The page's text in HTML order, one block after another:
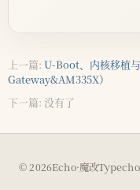
上一篇: U-Boot、内核移植
Gateway&AM335X）
下一篇: 没有了
© 2026Echo·魔改Typecho